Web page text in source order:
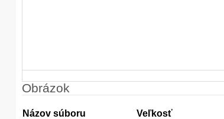
Obrázok
Názov súboru
Veľkosť